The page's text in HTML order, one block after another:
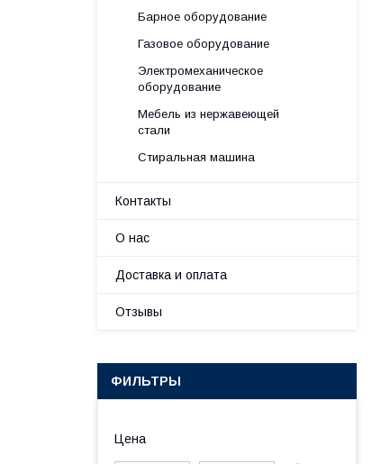
Барное оборудование
Газовое оборудование
Электромеханическое
оборудование
Мебель из нержавеющей
стали
Стиральная машина
Контакты
О нас
Доставка и оплата
Отзывы
ФИЛЬТРЫ
Цена